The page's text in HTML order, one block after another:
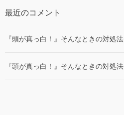
最近のコメント
『頭が真っ白！』そんなときの対処法
『頭が真っ白！』そんなときの対処法